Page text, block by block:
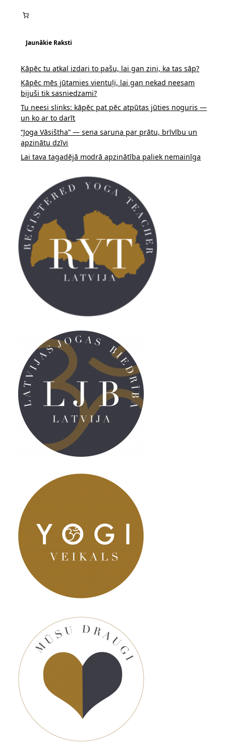
Jaunākie Raksti
Kāpēc tu atkal izdari to pašu, lai gan zini, ka tas sāp?
Kāpēc mēs jūtamies vientuļi, lai gan nekad neesam
bijuši tik sasniedzami?
Tu neesi slinks: kāpēc pat pēc atpūtas jūties noguris —
un ko ar to darīt
“Joga Vāsištha” — sena saruna par prātu, brīvību un
apzinātu dzīvi
Lai tava tagadējā modrā apzinātība paliek nemainīga